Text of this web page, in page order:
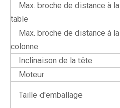
Max. broche de distance à la
table
Max. broche de distance à la
colonne
Inclinaison de la tête
Moteur
Taille d'emballage